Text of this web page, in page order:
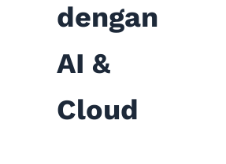
dengan
AI &
Cloud